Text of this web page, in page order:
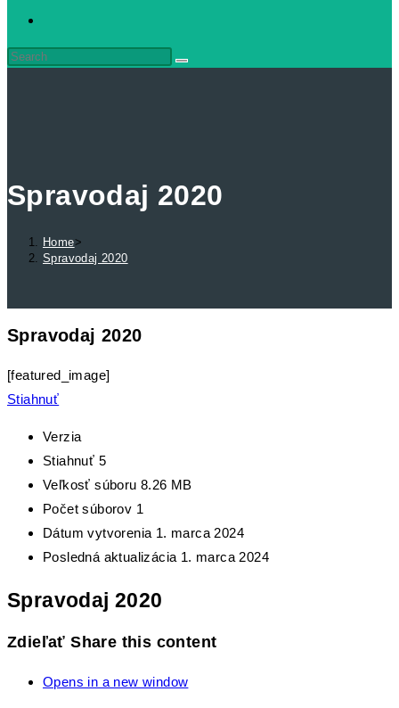
Spravodaj 2020
Home>
Spravodaj 2020
Spravodaj 2020
[featured_image]
Stiahnuť
Verzia
Stiahnuť 5
Veľkosť súboru8.26 MB
Počet súborov 1
Dátum vytvorenia 1. marca 2024
Posledná aktualizácia 1. marca 2024
Spravodaj 2020
Zdieľať Share this content
Opens in a new window